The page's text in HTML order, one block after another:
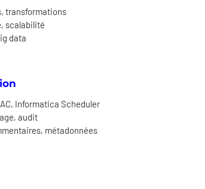
transformations
scalabilité
data
Informatica Scheduler
audit
métadonnées